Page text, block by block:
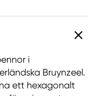
i
Bruynzeel.
ett hexagonalt